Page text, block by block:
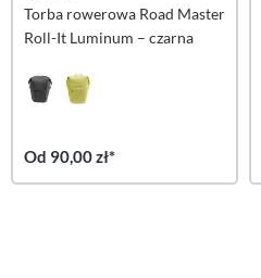
Torba rowerowa Road Master
Roll-It Luminum – czarna
Od 90,00 zł*